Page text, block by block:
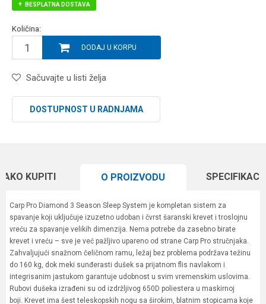
BESPLATNA DOSTAVA
Količina:
DODAJ U KORPU
Sačuvajte u listi želja
DOSTUPNOST U RADNJAMA
KUPITI O PROIZVODU
Carp Pro Diamond 3 Season Sleep System je kompletan sistem za
spavanje koji uključuje izuzetno udoban i čvrst šaranski krevet i troslojnu
vreću za spavanje velikih dimenzija. Nema potrebe da zasebno birate
krevet i vreću – sve je već pažljivo upareno od strane Carp Pro stručnjaka.
Zahvaljujući snažnom čeličnom ramu, ležaj bez problema podržava težinu
do 160 kg, dok meki sunđerasti dušek sa prijatnom flis navlakom i
integrisanim jastukom garantuje udobnost u svim vremenskim uslovima.
Rubovi dušeka izrađeni su od izdržljivog 650D poliestera u maskirnoj
boji. Krevet ima šest teleskopskih nogu sa širokim, blatnim stopicama koje